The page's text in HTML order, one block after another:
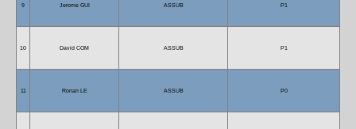
9 Jerome GUI ASSUB P1
10 David COM ASSUB P1
11 Ronan LE ASSUB P0